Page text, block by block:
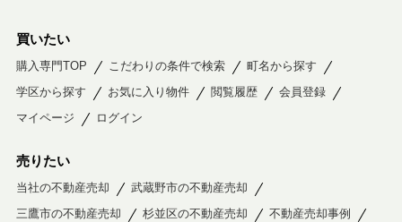
買いたい
購入専門TOP こだわりの条件で検索
町名から探す
学区から探す
お気に入り物件 閲覧履歴
会員登録
マイページ
ログイン
売りたい
当社の不動産売却
武蔵野市の不動産売却
三鷹市の不動産売却
杉並区の不動産売却
不動産売却事例